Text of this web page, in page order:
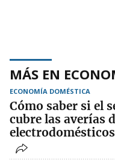
MÁS EN
ECONOMÍA DOMÉSTICA
Cómo saber si el
cubre las averías
electrodomésticos